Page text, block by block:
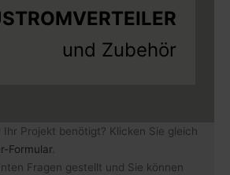
und Zubehör
Projekt benötigt? Klicken Sie gleich
Formular
Fragen gestellt und Sie können